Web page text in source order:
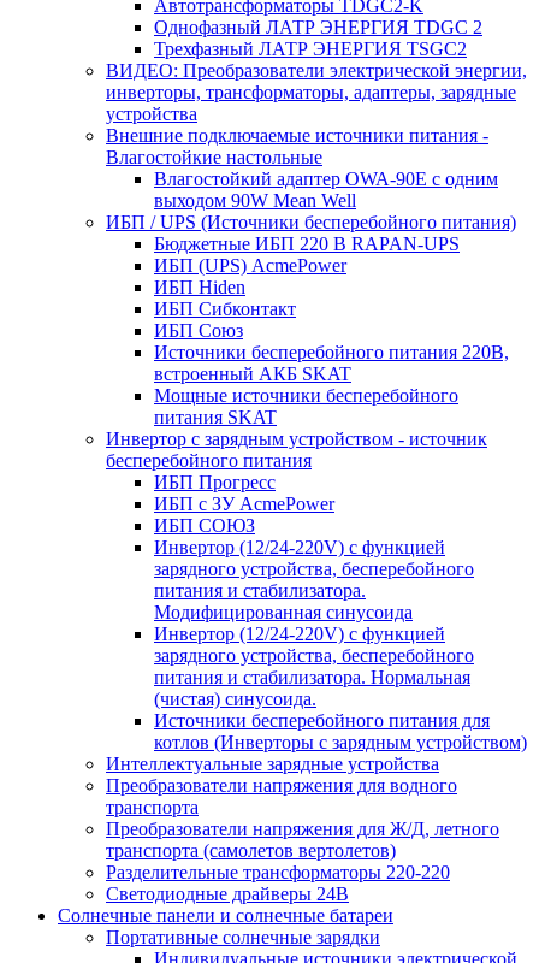
Автотрансформаторы TDGC2-K
Однофазный ЛАТР ЭНЕРГИЯ TDGC 2
Трехфазный ЛАТР ЭНЕРГИЯ TSGC2
ВИДЕО: Преобразователи электрической энергии,
инверторы, трансформаторы, адаптеры, зарядные
устройства
Внешние подключаемые источники питания -
Влагостойкие настольные
Влагостойкий адаптер OWA-90E с одним
выходом 90W Mean Well
ИБП / UPS (Источники бесперебойного питания)
Бюджетные ИБП 220 В RAPAN-UPS
ИБП (UPS) AcmePower
ИБП Hiden
ИБП Сибконтакт
ИБП Союз
Источники бесперебойного питания 220В,
встроенный АКБ SKAT
Мощные источники бесперебойного
питания SKAT
Инвертор с зарядным устройством - источник
бесперебойного питания
ИБП Прогресс
ИБП с ЗУ AcmePower
ИБП СОЮЗ
Инвертор (12/24-220V) с функцией
зарядного устройства, бесперебойного
питания и стабилизатора.
Модифицированная синусоида
Инвертор (12/24-220V) с функцией
зарядного устройства, бесперебойного
питания и стабилизатора. Нормальная
(чистая) синусоида.
Источники бесперебойного питания для
котлов (Инверторы с зарядным устройством)
Интеллектуальные зарядные устройства
Преобразователи напряжения для водного
транспорта
Преобразователи напряжения для Ж/Д, летного
транспорта (самолетов вертолетов)
Разделительные трансформаторы 220-220
Светодиодные драйверы 24В
Солнечные панели и солнечные батареи
Портативные солнечные зарядки
Индивидуальные источники электрической